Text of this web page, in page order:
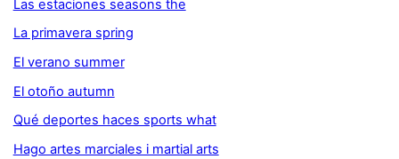
Las estaciones seasons the
La primavera spring
El verano summer
El otoño autumn
Qué deportes haces sports what
Hago artes marciales i martial arts